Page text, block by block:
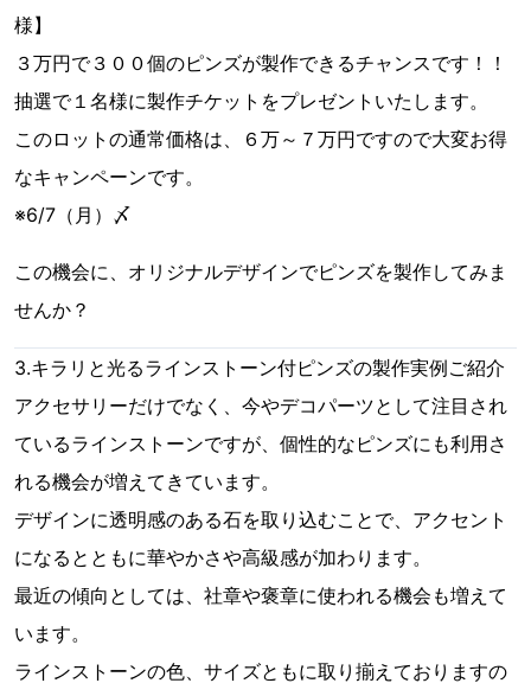
様】
３万円で３００個のピンズが製作できるチャンスです！！
抽選で１名様に製作チケットをプレゼントいたします。
このロットの通常価格は、６万～７万円ですので大変お得
なキャンペーンです。
※6/7（月）〆
この機会に、オリジナルデザインでピンズを製作してみま
せんか？
3.キラリと光るラインストーン付ピンズの製作実例ご紹介
アクセサリーだけでなく、今やデコパーツとして注目され
ているラインストーンですが、個性的なピンズにも利用さ
れる機会が増えてきています。
デザインに透明感のある石を取り込むことで、アクセント
になるとともに華やかさや高級感が加わります。
最近の傾向としては、社章や褒章に使われる機会も増えて
います。
ラインストーンの色、サイズともに取り揃えておりますの